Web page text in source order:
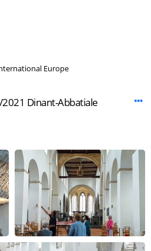
Europe
Dinant-Abbatiale